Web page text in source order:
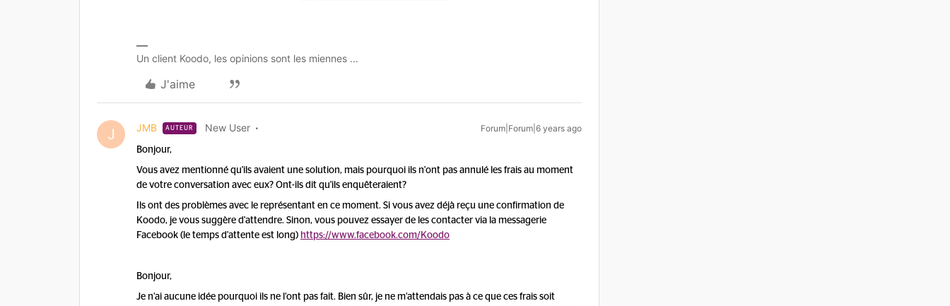
Un client Koodo, les opinions sont les miennes ...
J'aime
J JMB AUTEUR New User Forum|Forum|6 years ago
Bonjour,
Vous avez mentionné qu'ils avaient une solution, mais pourquoi ils n'ont pas annulé les frais au moment
de votre conversation avec eux? Ont-ils dit qu'ils enquêteraient?
Ils ont des problèmes avec le représentant en ce moment. Si vous avez déjà reçu une confirmation de
Koodo, je vous suggère d'attendre. Sinon, vous pouvez essayer de les contacter via la messagerie
Facebook (le temps d'attente est long) https://www.facebook.com/Koodo
Bonjour,
Je n’ai aucune idée pourquoi ils ne l’ont pas fait. Bien sûr, je ne m’attendais pas à ce que ces frais soit